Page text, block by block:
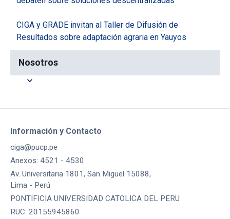
CIGA y GRADE invitan al Taller de Difusión de
Resultados sobre adaptación agraria en Yauyos
Nosotros
expand_more
Información y Contacto
ciga@pucp.pe
Anexos: 4521 - 4530
Av. Universitaria 1801, San Miguel 15088,
Lima - Perú
PONTIFICIA UNIVERSIDAD CATOLICA DEL PERU
RUC: 20155945860